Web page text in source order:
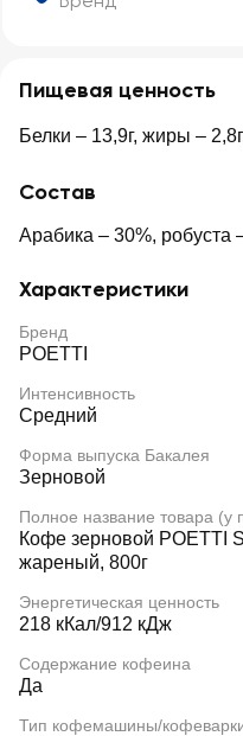
Пищевая ценность
Белки – 13,9г, жиры –
Состав
Арабика – 30%, робуста
Характеристики
Бренд
POETTI
Интенсивность
Средний
Форма выпуска Бакалея
Зерновой
Полное название товара (у
Кофе зерновой POETTI
жареный, 800г
Энергетическая ценность
218 кКал/912 кДж
Содержание кофеина
Да
Тип кофемашины/